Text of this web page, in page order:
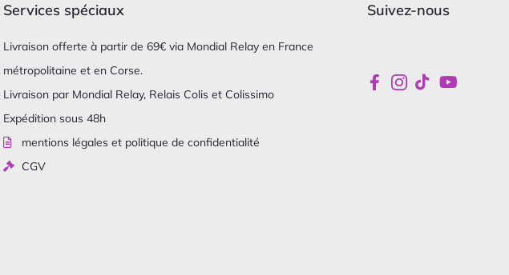
Services spéciaux
Livraison offerte à partir de 69€ via Mondial Relay en France
métropolitaine et en Corse.
Livraison par Mondial Relay, Relais Colis et Colissimo
Expédition sous 48h
mentions légales et politique de confidentialité
CGV
Suivez-nous